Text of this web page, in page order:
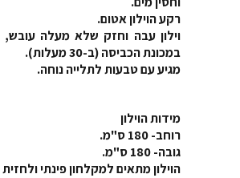
רקע הוילון אטום.
וילון עבה וחזק שלא מעלה עובש,
במכונת הכביסה (ב-30 מעלות).
מגיע עם טבעות לתלייה נוחה.
מידות הוילון
רוחב- 180 ס"מ.
גובה- 180 ס"מ.
הוילון מתאים למקלחון פינתי